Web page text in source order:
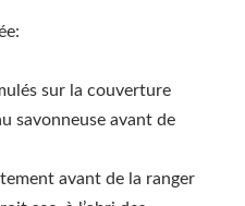
sur la couverture
savonneuse avant de
avant de la ranger